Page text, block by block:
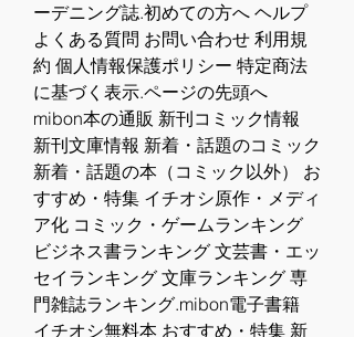
ーデニング誌.初めての方へ ヘルプ
よくある質問 お問い合わせ 利用規
約 個人情報保護ポリシー 特定商法
に基づく表示.ページの先頭へ
mibon本の通販 新刊コミック情報
新刊文庫情報 新着・話題のコミック
新着・話題の本（コミック以外） お
すすめ・特集 イチオシ原作・メディ
ア化 コミック・ゲームランキング
ビジネス書ランキング 文芸書・エッ
セイランキング 文庫ランキング 専
門雑誌ランキング.mibon電子書籍
イチオシ無料本 おすすめ・特集 新